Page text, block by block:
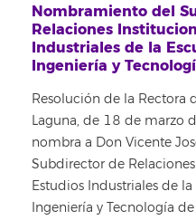
Nombramiento del
Relaciones
Industriales de la
Ingeniería y
Resolución de la Rectora
Laguna, de 18 de marzo
nombra a Don Vicente
Subdirector de
Estudios Industriales de
Ingeniería y Tecnología